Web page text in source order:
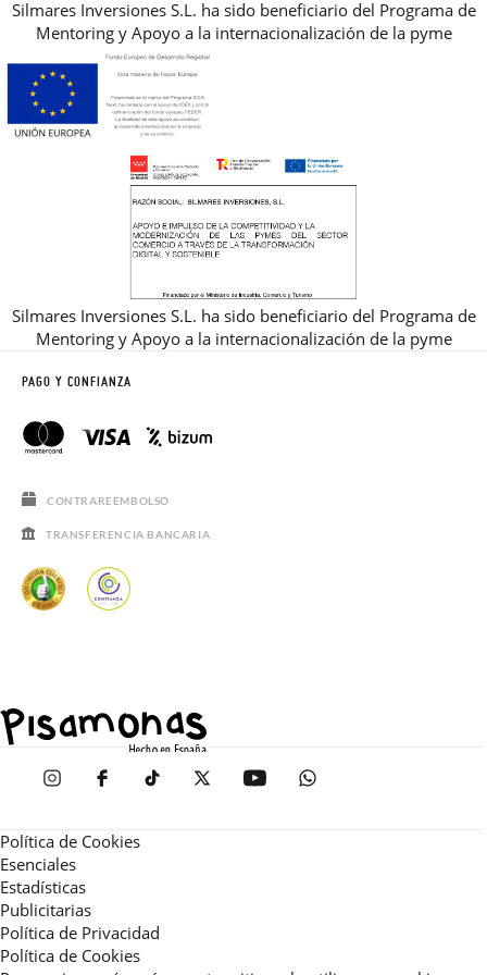
Silmares Inversiones S.L. ha sido beneficiario del Programa de
Mentoring y Apoyo a la internacionalización de la pyme
Silmares Inversiones S.L. ha sido beneficiario del Programa de
Mentoring y Apoyo a la internacionalización de la pyme
PAGO Y CONFIANZA
CONTRAREEMBOLSO
TRANSFERENCIA BANCARIA
Política de Cookies
Esenciales
Estadísticas
Publicitarias
Política de Privacidad
Política de Cookies